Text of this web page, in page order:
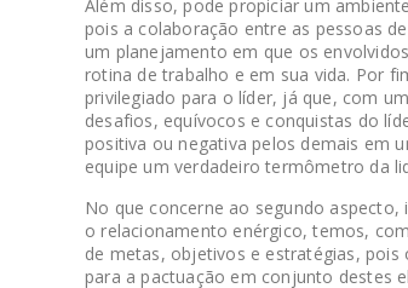
Além disso, pode propiciar um
pois a colaboração entre as pessoas
um planejamento em que os
rotina de trabalho e em sua vida. Por
privilegiado para o líder, já que, com
desafios, equívocos e conquistas do
positiva ou negativa pelos demais em
equipe um verdadeiro termômetro da
No que concerne ao segundo
o relacionamento enérgico, temos,
de metas, objetivos e estratégias, pois
para a pactuação em conjunto destes